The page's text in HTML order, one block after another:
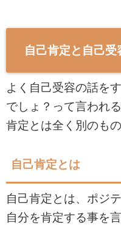
自己肯定と自己受
よく自己受容の話を
でしょ？って言われ
肯定とは全く別のもの
自己肯定とは
自己肯定とは、ポジ
自分を肯定する事を言